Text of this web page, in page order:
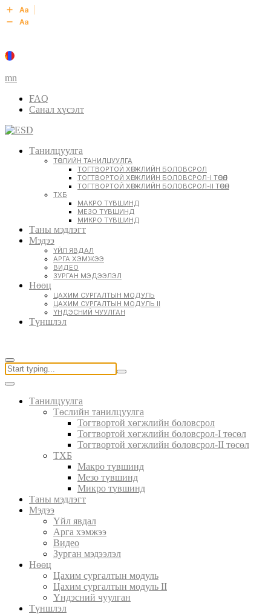
mn
FAQ
Санал хүсэлт
Танилцуулга
ТӨСЛИЙН ТАНИЛЦУУЛГА
ТОГТВОРТОЙ ХӨГЖЛИЙН БОЛОВСРОЛ
ТОГТВОРТОЙ ХӨГЖЛИЙН БОЛОВСРОЛ-I ТӨСӨЛ
ТОГТВОРТОЙ ХӨГЖЛИЙН БОЛОВСРОЛ-II ТӨСӨЛ
ТХБ
МАКРО ТҮВШИНД
МЕЗО ТҮВШИНД
МИКРО ТҮВШИНД
Таны мэдлэгт
Мэдээ
ҮЙЛ ЯВДАЛ
АРГА ХЭМЖЭЭ
ВИДЕО
ЗУРГАН МЭДЭЭЛЭЛ
Нөөц
ЦАХИМ СУРГАЛТЫН МОДУЛЬ
ЦАХИМ СУРГАЛТЫН МОДУЛЬ II
ҮНДЭСНИЙ ЧУУЛГАН
Түншлэл
Танилцуулга
Төслийн танилцуулга
Тогтвортой хөгжлийн боловсрол
Тогтвортой хөгжлийн боловсрол-I төсөл
Тогтвортой хөгжлийн боловсрол-II төсөл
ТХБ
Макро түвшинд
Мезо түвшинд
Микро түвшинд
Таны мэдлэгт
Мэдээ
Үйл явдал
Арга хэмжээ
Видео
Зурган мэдээлэл
Нөөц
Цахим сургалтын модуль
Цахим сургалтын модуль II
Үндэсний чуулган
Түншлэл